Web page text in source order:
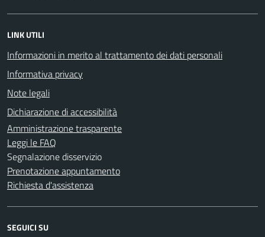
LINK UTILI
Informazioni in merito al trattamento dei dati personali
Informativa privacy
Note legali
Dichiarazione di accessibilità
Amministrazione trasparente
Leggi le FAQ
Segnalazione disservizio
Prenotazione appuntamento
Richiesta d'assistenza
SEGUICI SU